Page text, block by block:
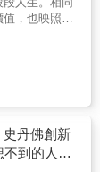
從奇麗
的世界產
生聯繫的文學格局中。
、拼貼，
，不僅清
界，也呼
了鮮明的
書
百遍了
到，學者
種種難題
」，因此
師，把所
當頭棒喝
樣：我一
，也映照出
的故事串成
物的流轉，
選擇中顯露
丹佛創新
到的人生